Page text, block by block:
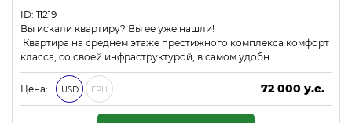
ID: 11219
Вы искали квартиру? Вы ее уже нашли!
Квартира на среднем этаже престижного комплекса комфорт
класса, со своей инфраструктурой, в самом удобн…
Цена: USD ГРН
72 000 у.е.
3 096 000 ₴